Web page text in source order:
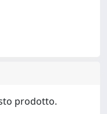
prodotto.